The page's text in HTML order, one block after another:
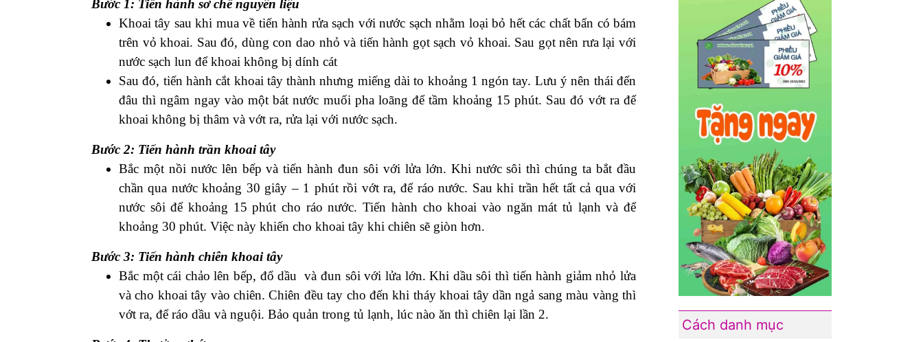
1. Hướng dẫn cách làm snack khoai tây vị truyền thống
1.1 Nguyên liệu chuẩn bị
500gkhoai tây( Lưu ý: Nên chọn củ còn tươi, chưa mọc mầm )
Dầu ăn
Muối
Tương ớt
Tiêu xay
1.2 Các bước tiến hành
Bước 1: Tiến hành sơ chế nguyên liệu
Khoai tây sau khi mua về tiến hành rửa sạch với nước sạch nhằm loại bỏ hết các chất bẩn có bám
nước sạch lun để khoai không bị dính cát
Sau đó, tiến hành cắt khoai tây thành nhưng miếng dài to khoảng 1 ngón tay. Lưu ý nên thái đến
đâu thì ngâm ngay vào một bát nước muối pha loãng để tầm khoảng 15 phút. Sau đó vớt ra để
khoai không bị thâm và vớt ra, rửa lại với nước sạch.